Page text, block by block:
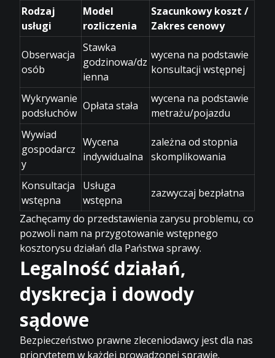
Rodzaj
usługi
Model
rozliczenia
Szacunkowy koszt /
Zakres cenowy
Obserwacja
osób
Stawka
godzinowa/dz
ienna
wycena na podstawie
konsultacji wstępnej
Wykrywanie
podsłuchów
Opłata stała
wycena na podstawie
metrażu/pojazdu
Wywiad
gospodarcz
y
Wycena
indywidualna
zależna od stopnia
skomplikowania
Konsultacja
wstępna
Usługa
wstępna
zazwyczaj bezpłatna
Zachęcamy do przedstawienia zarysu problemu, co
pozwoli nam na przygotowanie wstępnego
kosztorysu działań dla Państwa sprawy.
Legalność działań,
dyskrecja i dowody
sądowe
Bezpieczeństwo prawne zleceniodawcy jest dla nas
priorytetem w każdej prowadzonej sprawie.